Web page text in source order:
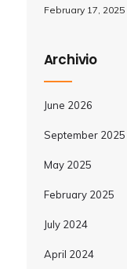
February 17, 2025
Archivio
June 2026
September 2025
May 2025
February 2025
July 2024
April 2024